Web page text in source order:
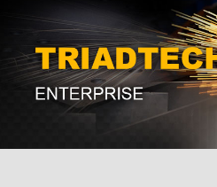
技術能力
人才招募
回首頁